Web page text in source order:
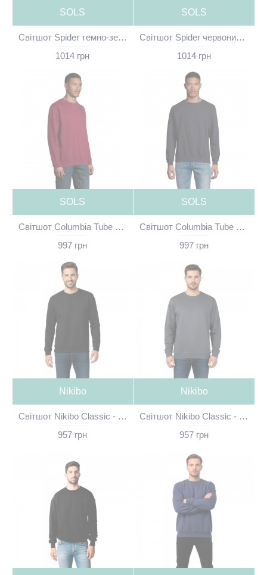
SOLS
Світшот Spider темно-зелений без принта - 01168264(SOLS)
1014 грн
SOLS
Світшот Spider червоний без принта - 01168145(SOLS)
1014 грн
SOLS
Світшот Columbia Tube бордовий без принта - 03814A146(SOLS)
997 грн
SOLS
Світшот Columbia Tube кобальт без принта - 03814A319(SOLS)
997 грн
Nikibo
Світшот Nikibo Classic - 10080101-01
957 грн
Nikibo
Світшот Nikibo Classic - 10080101-07
957 грн